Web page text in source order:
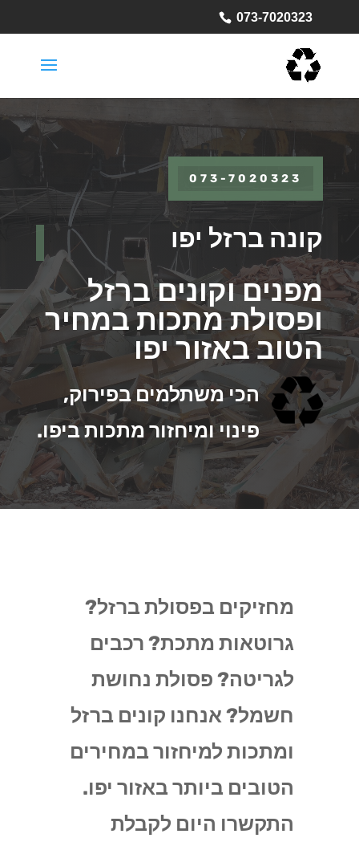
073-7020323
073-7020323
קונה ברזל יפו
מפנים וקונים ברזל
ופסולת מתכות במחיר
הטוב באזור יפו
הכי משתלמים בפירוק,
פינוי ומיחזור מתכות ביפו.
מחזיקים בפסולת ברזל?
גרוטאות מתכת? רכבים
לגריטה? פסולת נחושת
חשמל? אנחנו קונים ברזל
ומתכות למיחזור במחירים
הטובים ביותר באזור יפו.
התקשרו היום לקבלת